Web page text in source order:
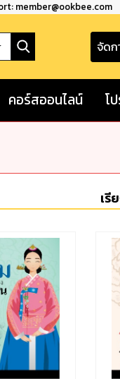
member@ookbee.com
จัดก
คอร์สออนไลน์ โ
เรี